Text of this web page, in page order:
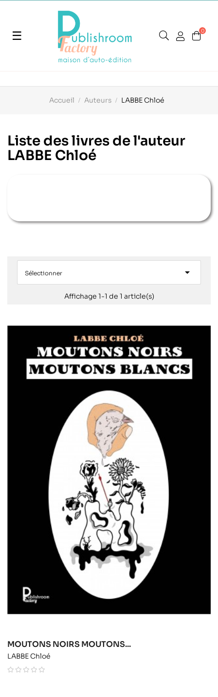
Basculer
navigation
☰ 0
Accueil Auteurs LABBE Chloé
Liste des livres de l'auteur
LABBE Chloé
Sélectionner 
Affichage 1-1 de 1 article(s)
MOUTONS NOIRS MOUTONS...
LABBE Chloé